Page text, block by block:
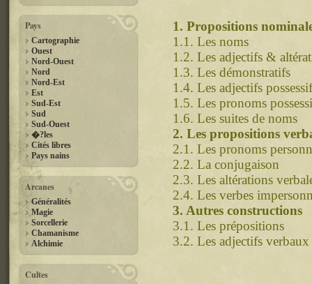
Pays
Cartographie
Ouest
Nord-Ouest
Nord
Nord-Est
Est
Sud-Est
Sud
Sud-Ouest
�?les
Cités libres
Pays nains
Arcanes
Généralités
Magie
Sorcellerie
Chamanisme
Alchimie
Cultes
1. Propositions
1.1. Les noms
1.2. Les adjectifs &
1.3. Les démonstratifs
1.4. Les adjectifs
1.5. Les pronoms
1.6. Les suites de noms
2. Les propositions
2.1. Les pronoms
2.2. La conjugaison
2.3. Les altérations
2.4. Les verbes
3. Autres constructions
3.1. Les prépositions
3.2. Les adjectifs verbaux